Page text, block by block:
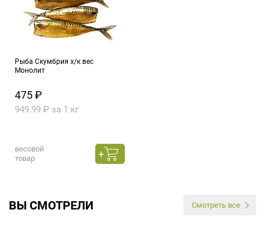
Рыба Скумбрия х/к вес
Монолит
475 ₽
949.99 ₽ за 1 кг
весовой
товар
ВЫ СМОТРЕЛИ Смотреть все